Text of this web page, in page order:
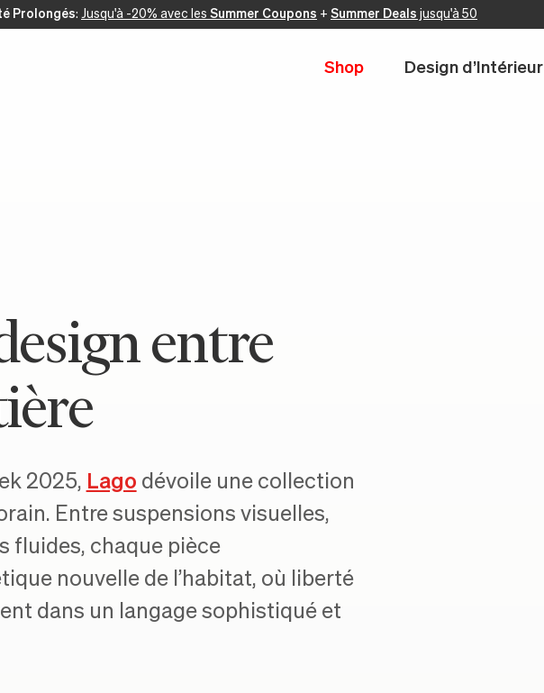
Prolongés: Jusqu'à -20% avec les Summer Coupons + Summer Deals jusqu'à 50
Shop Design d’Intérieur
entre
2025, Lago dévoile une collection
Entre suspensions visuelles,
fluides, chaque pièce
nouvelle de l’habitat, où liberté
dans un langage sophistiqué et